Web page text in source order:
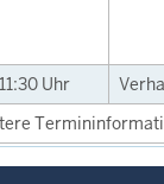
11:30 Uhr